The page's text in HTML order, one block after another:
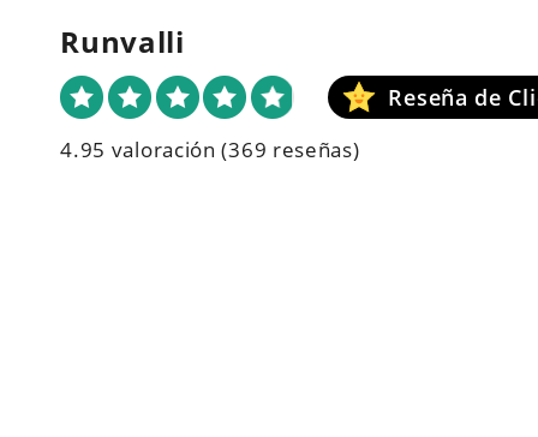
Runvalli
4.95 valoración (369 reseñas)